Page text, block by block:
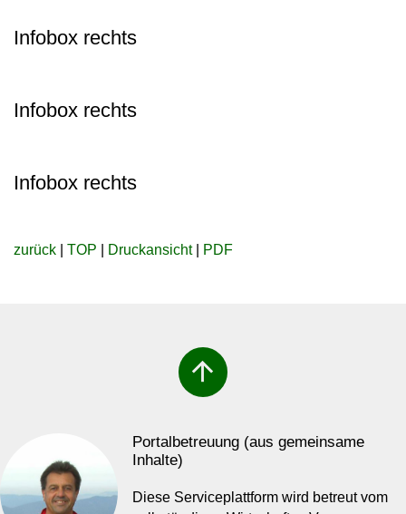
Infobox rechts
Infobox rechts
Infobox rechts
zurück TOP Druckansicht| PDF
arrow_upward
Portalbetreuung (aus gemeinsame
Inhalte)
Diese Serviceplattform wird betreut vom